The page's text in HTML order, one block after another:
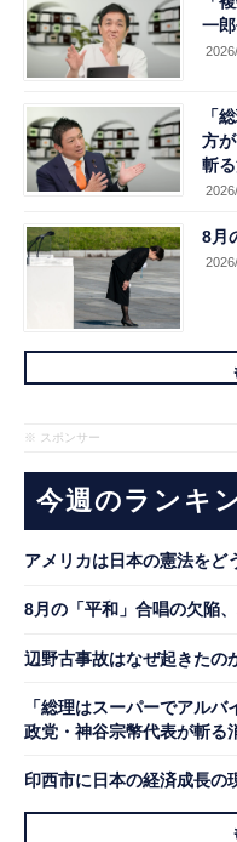
一
「
方
斬
8月
※ スポンサー
今週のランキ
アメリカは日本の憲法をど
8月の「平和」合唱の欠陥
辺野古事故はなぜ起きたの
「総理はスーパーでアル
政党・神谷宗幣代表が斬る
印西市に日本の経済成長の